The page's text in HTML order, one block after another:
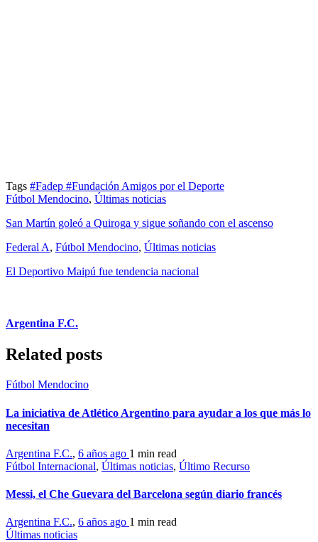
Tags #Fadep #Fundación Amigos por el Deporte
Fútbol Mendocino, Últimas noticias
San Martín goleó a Quiroga y sigue soñando con el ascenso
Federal A, Fútbol Mendocino, Últimas noticias
El Deportivo Maipú fue tendencia nacional
Argentina F.C.
Related posts
Fútbol Mendocino
La iniciativa de Atlético Argentino para ayudar a los que más lo
necesitan
Argentina F.C., 6 años ago 1 min read
Fútbol Internacional, Últimas noticias, Último Recurso
Messi, el Che Guevara del Barcelona según diario francés
Argentina F.C., 6 años ago 1 min read
Últimas noticias